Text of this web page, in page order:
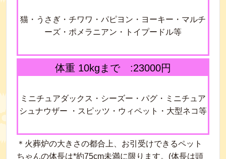
猫・うさぎ・チワワ・パピヨン・ヨーキー・マルチ
ーズ・ポメラニアン・トイプードル等
体重 10kgまで :23000円
ミニチュアダックス・シーズー・パグ・ミニチュア
シュナウザー ・スピッツ・ウィペット・大型ネコ等
＊火葬炉の大きさの都合上、お引受けできるペット
ちゃんの体長は*約75cm未満に限ります。(体長は頭